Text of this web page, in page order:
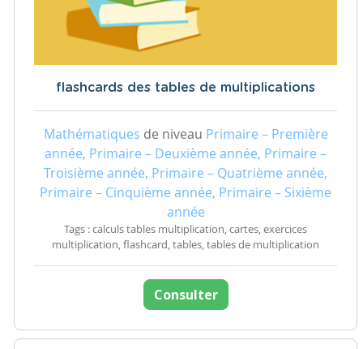
flashcards des tables de multiplications
Mathématiques de niveau Primaire – Première
année, Primaire – Deuxième année, Primaire –
Troisième année, Primaire – Quatrième année,
Primaire – Cinquième année, Primaire – Sixième
année
Tags : calculs tables multiplication, cartes, exercices
multiplication, flashcard, tables, tables de multiplication
Consulter